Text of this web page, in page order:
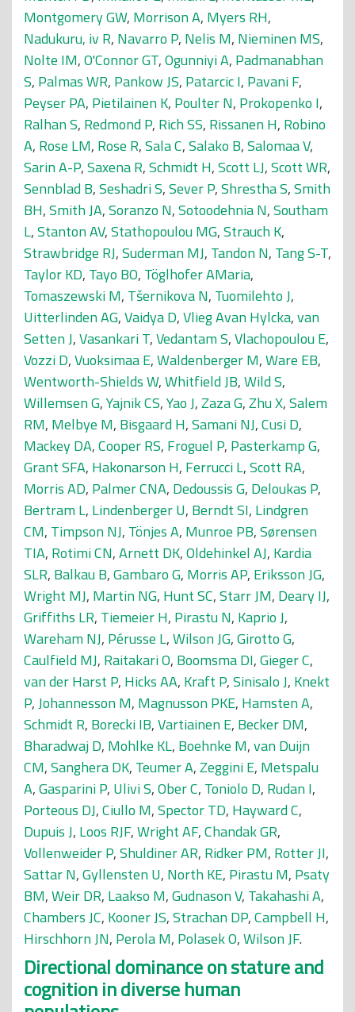
Montgomery GW, Morrison A, Myers RH,
Nadukuru, iv R, Navarro P, Nelis M, Nieminen MS,
Nolte IM,O'Connor GT,Ogunniyi A, Padmanabhan
S, Palmas WR, Pankow JS, Patarcic I, Pavani F,
Peyser PA, Pietilainen K, Poulter N, Prokopenko I,
Ralhan S, Redmond P, Rich SS, Rissanen H, Robino
A, Rose LM, Rose R,Sala C,Salako B,Salomaa V,
Sarin A-P,Saxena R,Schmidt H,Scott LJ,Scott WR,
Sennblad B,Seshadri S,Sever P,Shrestha S,Smith
BH,Smith JA,Soranzo N,Sotoodehnia N,Southam
L,Stanton AV,Stathopoulou MG,Strauch K,
Strawbridge RJ,Suderman MJ, Tandon N, Tang S-T,
Taylor KD, Tayo BO, Töglhofer AMaria,
Tomaszewski M, Tšernikova N, Tuomilehto J,
Uitterlinden AG,Vaidya D,Vlieg Avan Hylcka,van
Setten J,Vasankari T,Vedantam S,Vlachopoulou E,
Vozzi D,Vuoksimaa E,Waldenberger M,Ware EB,
Wentworth-Shields W,Whitfield JB,Wild S,
Willemsen G,Yajnik CS,Yao J,Zaza G,Zhu X,Salem
RM, Melbye M, Bisgaard H,Samani NJ,Cusi D,
Mackey DA,Cooper RS, Froguel P, Pasterkamp G,
Grant SFA, Hakonarson H, Ferrucci L,Scott RA,
Morris AD, Palmer CNA, Dedoussis G, Deloukas P,
Bertram L, Lindenberger U, Berndt SI, Lindgren
CM, Timpson NJ, Tönjes A, Munroe PB,Sørensen
TIA, Rotimi CN,Arnett DK,Oldehinkel AJ, Kardia
SLR, Balkau B,Gambaro G, Morris AP, Eriksson JG,
Wright MJ, Martin NG, Hunt SC,Starr JM, Deary IJ,
Griffiths LR, Tiemeier H, Pirastu N, Kaprio J,
Wareham NJ, Pérusse L,Wilson JG,Girotto G,
Caulfield MJ, Raitakari O, Boomsma DI,Gieger C,
van der Harst P, Hicks AA, Kraft P,Sinisalo J, Knekt
P,Johannesson M, Magnusson PKE, Hamsten A,
Schmidt R, Borecki IB,Vartiainen E, Becker DM,
Bharadwaj D, Mohlke KL, Boehnke M,van Duijn
CM,Sanghera DK, Teumer A,Zeggini E, Metspalu
A,Gasparini P, Ulivi S,Ober C, Toniolo D, Rudan I,
Porteous DJ,Ciullo M,Spector TD, Hayward C,
Dupuis J, Loos RJF,Wright AF,Chandak GR,
Vollenweider P,Shuldiner AR, Ridker PM, Rotter JI,
Sattar N,Gyllensten U, North KE, Pirastu M, Psaty
BM,Weir DR, Laakso M,Gudnason V, Takahashi A,
Chambers JC, Kooner JS,Strachan DP,Campbell H,
Hirschhorn JN, Perola M, Polasek O,Wilson JF.
Directional dominance on stature and
cognition in diverse human